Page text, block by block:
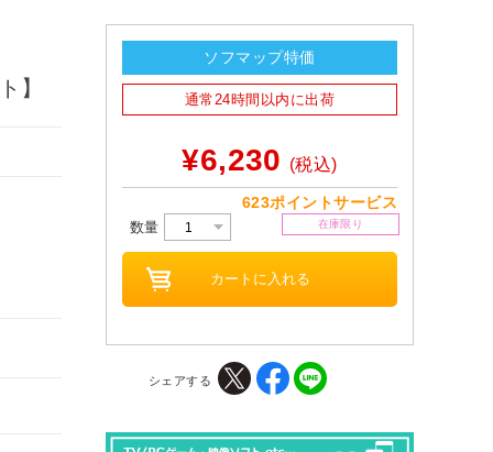
】
ソフマップ特価
通常24時間以内に出荷
¥6,230 (税込)
623ポイントサービス
数量 在庫限り
シェアする